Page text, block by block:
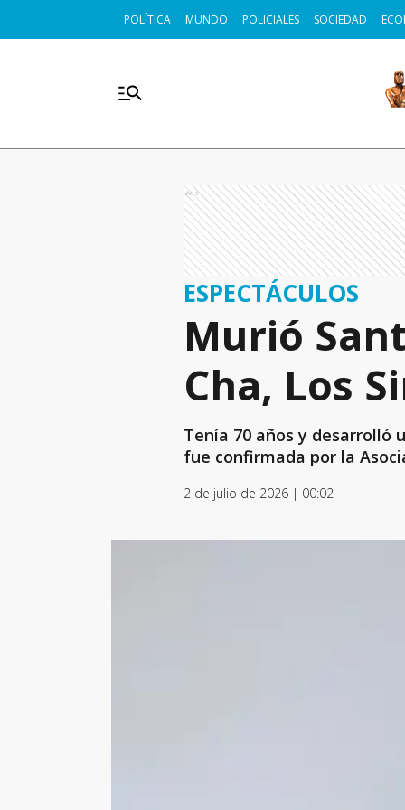
POLÍTICA MUNDO POLICIALES SOCIEDAD
Ads
ESPECTÁCULOS
Murió
Cha, Los
Tenía 70 años y
fue confirmada por la
2 de julio de 2026 | 00:02